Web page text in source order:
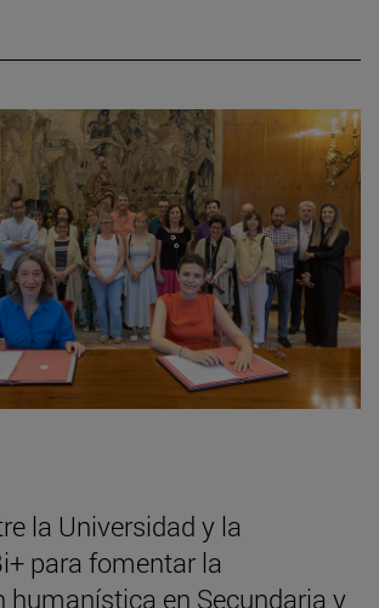
la Universidad y la
para fomentar la
humanística en Secundaria y